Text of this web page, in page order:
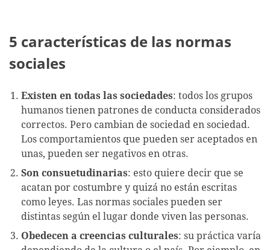
5 características de las normas
sociales
Existen en todas las sociedades: todos los grupos
humanos tienen patrones de conducta considerados
correctos. Pero cambian de sociedad en sociedad.
Los comportamientos que pueden ser aceptados en
unas, pueden ser negativos en otras.
Son consuetudinarias: esto quiere decir que se
acatan por costumbre y quizá no están escritas
como leyes. Las normas sociales pueden ser
distintas según el lugar donde viven las personas.
Obedecen a creencias culturales: su práctica varía